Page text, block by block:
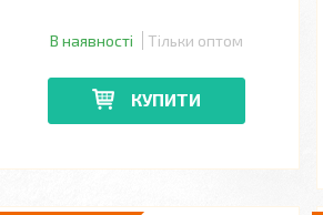
В наявності Тільки оптом
КУПИТИ